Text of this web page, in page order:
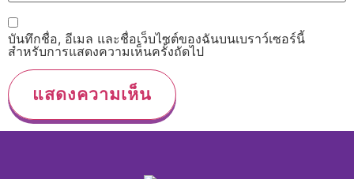
บันทึกชื่อ, อีเมล และชื่อเว็บไซต์ของฉันบนเบราว์เซอร์นี้
สำหรับการแสดงความเห็นครั้งถัดไป